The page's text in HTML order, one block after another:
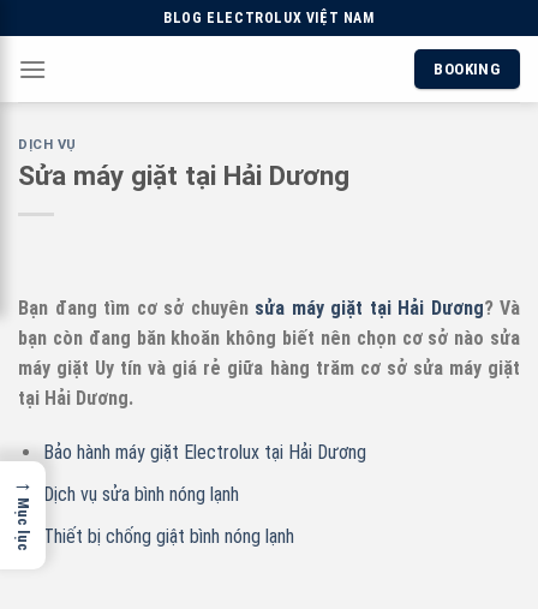
to
content
BLOG ELECTROLUX VIỆT NAM
BOOKING
DỊCH VỤ
Sửa máy giặt tại Hải Dương
Bạn đang tìm cơ sở chuyên sửa máy giặt tại Hải Dương? Và
bạn còn đang băn khoăn không biết nên chọn cơ sở nào sửa
máy giặt Uy tín và giá rẻ giữa hàng trăm cơ sở sửa máy giặt
tại Hải Dương.
Bảo hành máy giặt Electrolux tại Hải Dương
Dịch vụ sửa bình nóng lạnh
Thiết bị chống giật bình nóng lạnh
→
Mục lục